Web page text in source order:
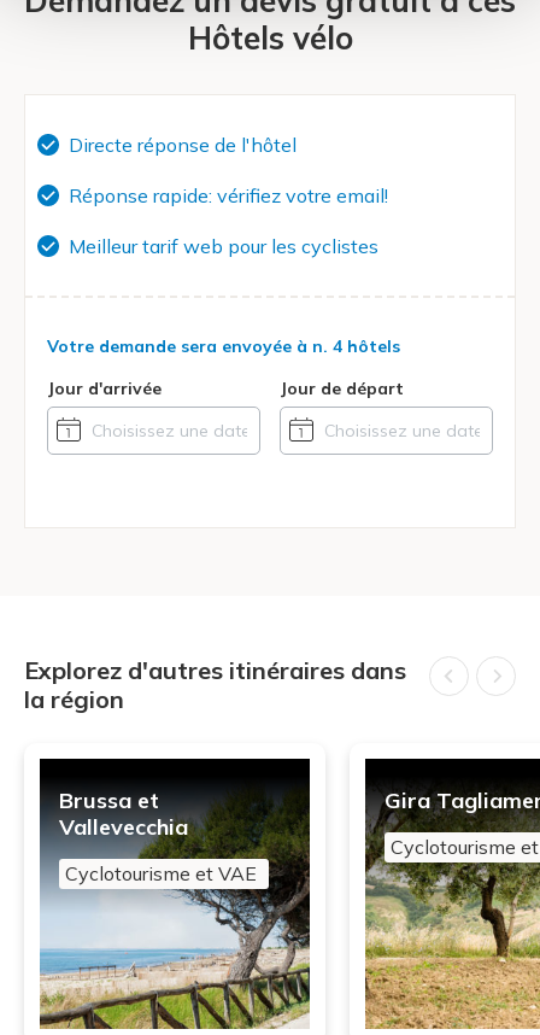
Hôtels vélo
Directe réponse de l'hôtel
Réponse rapide: vérifiez votre email!
Meilleur tarif web pour les cyclistes
Votre demande sera envoyée à n. 4 hôtels
Jour d'arrivée
Jour de départ
Explorez d'autres itinéraires dans
la région
Brussa et
Vallevecchia
Cyclotourisme et VAE
Gira
Cyclotourisme